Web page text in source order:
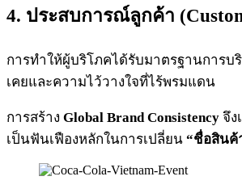
4. ประสบการณ์ลูกค้า
การทำให้ผู้บริโภคได้รับมาตรฐานการ
เคยและความไว้วางใจที่ไร้พรมแดน
การสร้าง Global Brand Consistency จึง
เป็นฟันเฟืองหลักในการเปลี่ยน “ชื่อสินค้